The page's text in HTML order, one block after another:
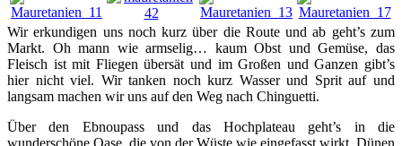
Wir erkundigen uns noch kurz über die Route und ab geht’s zum
Markt. Oh mann wie armselig… kaum Obst und Gemüse, das
Fleisch ist mit Fliegen übersät und im Großen und Ganzen gibt’s
hier nicht viel. Wir tanken noch kurz Wasser und Sprit auf und
langsam machen wir uns auf den Weg nach Chinguetti.
Über den Ebnoupass und das Hochplateau geht’s in die